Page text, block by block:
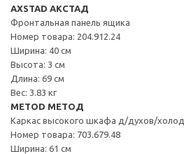
AXSTAD АКСТАД
Фронтальная панель ящика
Номер товара: 204.912.24
Ширина: 40 см
Высота: 3 см
Длина: 69 см
Вес: 3.83 кг
METOD МЕТОД
Каркас высокого шкафа д/духов/холод
Номер товара: 703.679.48
Ширина: 61 см